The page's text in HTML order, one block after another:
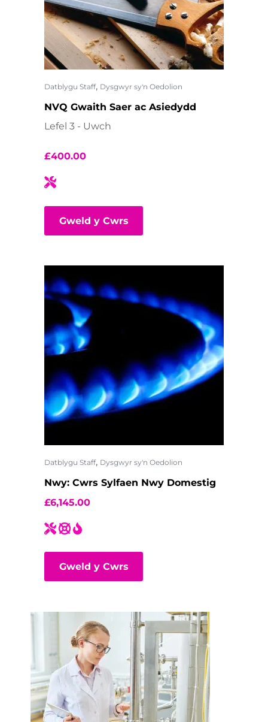
Datblygu Staff, Dysgwyr sy'n Oedolion
NVQ Gwaith Saer ac Asiedydd
Lefel 3 - Uwch
£400.00
Gweld y Cwrs
Datblygu Staff, Dysgwyr sy'n Oedolion
Nwy: Cwrs Sylfaen Nwy Domestig
£6,145.00
Gweld y Cwrs